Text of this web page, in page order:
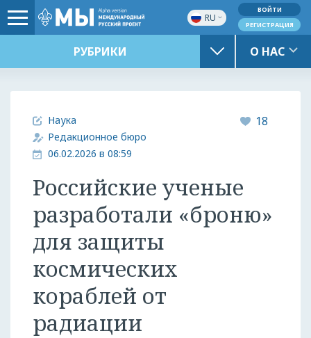
RU
ВОЙТИ
РЕГИСТРАЦИЯ
РУБРИКИ О НАС
Наука
Редакционное бюро
06.02.2026 в 08:59
18
Российские ученые
разработали «броню»
для защиты
космических
кораблей от
радиации